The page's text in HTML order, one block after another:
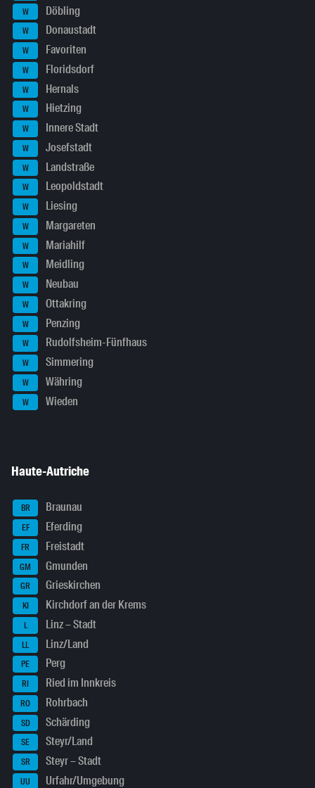
W Döbling
W Donaustadt
W Favoriten
W Floridsdorf
W Hernals
W Hietzing
W Innere Stadt
W Josefstadt
W Landstraße
W Leopoldstadt
W Liesing
W Margareten
W Mariahilf
W Meidling
W Neubau
W Ottakring
W Penzing
W Rudolfsheim-Fünfhaus
W Simmering
W Währing
W Wieden
Haute-Autriche
BR Braunau
EF Eferding
FR Freistadt
GM Gmunden
GR Grieskirchen
KI Kirchdorf an der Krems
L Linz – Stadt
LL Linz/Land
PE Perg
RI Ried im Innkreis
RO Rohrbach
SD Schärding
SE Steyr/Land
SR Steyr – Stadt
UU Urfahr/Umgebung